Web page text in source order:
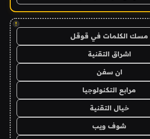
!
مسك الكلمات في قوقل
اشراق التقنية
ان سفن
مرابع التكنولوجيا
خيال التقنية
شوف ويب